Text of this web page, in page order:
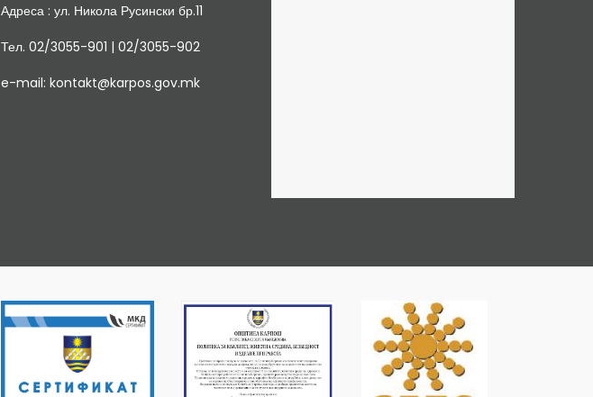
Адреса : ул. Никола Русински бр.11
Тел. 02/3055-901 | 02/3055-902
e-mail: kontakt@karpos.gov.mk